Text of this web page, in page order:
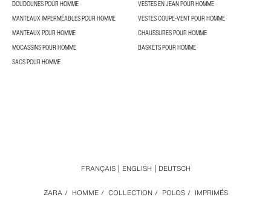
DOUDOUNES POUR HOMME
VESTES EN JEAN POUR HOMME
MANTEAUX IMPERMÉABLES POUR HOMME
VESTES COUPE-VENT POUR HOMME
MANTEAUX POUR HOMME
CHAUSSURES POUR HOMME
MOCASSINS POUR HOMME
BASKETS POUR HOMME
SACS POUR HOMME
ZARA / HOMME / COLLECTION / POLOS / IMPRIMÉS
FRANÇAIS ENGLISH DEUTSCH